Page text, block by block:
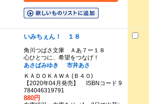
いみちぇん！ １８
角川つばさ文庫 Ａあ７ー１８
心ひとつに、希望をつなげ！
あさばみゆき
市井あさ
ＫＡＤＯＫＡＷＡ (Ｂ４０)
【2020年04月発売】 ISBNコード 9
784046319791
880円